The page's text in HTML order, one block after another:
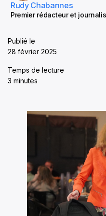
Rudy Chabannes
Premier rédacteur et
Publié le
28 février 2025
Temps de lecture
3 minutes